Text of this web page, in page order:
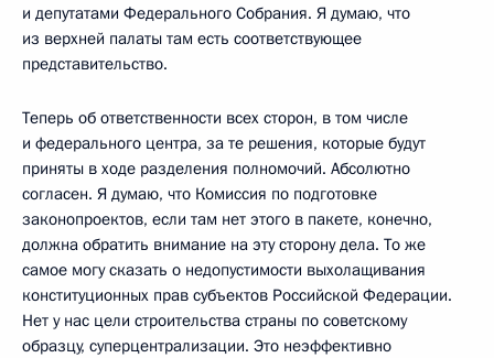
и депутатами Федерального Собрания. Я думаю, что
из верхней палаты там есть соответствующее
представительство.
Теперь об ответственности всех сторон, в том числе
и федерального центра, за те решения, которые будут
приняты в ходе разделения полномочий. Абсолютно
согласен. Я думаю, что Комиссия по подготовке
законопроектов, если там нет этого в пакете, конечно,
должна обратить внимание на эту сторону дела. То же
самое могу сказать о недопустимости выхолащивания
конституционных прав субъектов Российской Федерации.
Нет у нас цели строительства страны по советскому
образцу, суперцентрализации. Это неэффективно